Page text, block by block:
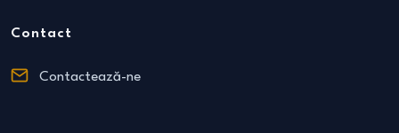
Contact
Contactează-ne